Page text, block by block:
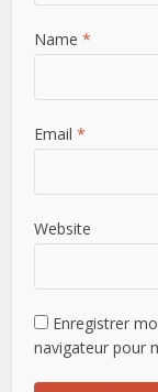
Name *
Email *
Website
Enregistrer
navigateur pour